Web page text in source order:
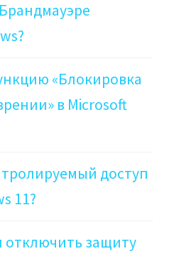
«Блокировка
в Microsoft
доступ
11?
отключить защиту